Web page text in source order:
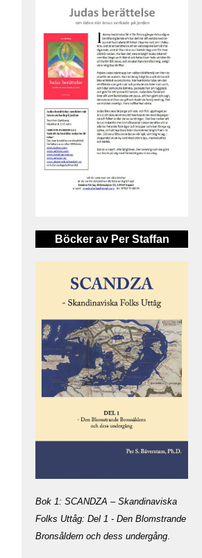
Böcker av Per Staffan
Bok 1: SCANDZA – Skandinaviska
Folks Uttåg: Del 1 - Den Blomstrande
Bronsåldern och dess undergång.